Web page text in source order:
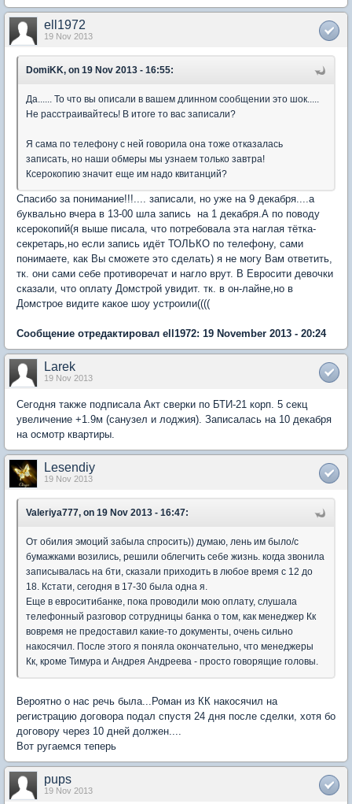
ell1972
19 Nov 2013
DomiKK, on 19 Nov 2013 - 16:55:
Да...... То что вы описали в вашем длинном сообщении это шок.....
Не расстраивайтесь! В итоге то вас записали?
Я сама по телефону с ней говорила она тоже отказалась
записать, но наши обмеры мы узнаем только завтра!
Ксерокопию значит еще им надо квитанций?
Спасибо за понимание!!!.... записали, но уже на 9 декабря....а
буквально вчера в 13-00 шла запись на 1 декабря.А по поводу
ксерокопий(я выше писала, что потребовала эта наглая тётка-
секретарь,но если запись идёт ТОЛЬКО по телефону, сами
понимаете, как Вы сможете это сделать) я не могу Вам ответить,
тк. они сами себе противоречат и нагло врут. В Евросити девочки
сказали, что оплату Домстрой увидит. тк. в он-лайне,но в
Домстрое видите какое шоу устроили((((
Сообщение отредактировал ell1972: 19 November 2013 - 20:24
Larek
19 Nov 2013
Сегодня также подписала Акт сверки по БТИ-21 корп. 5 секц
увеличение +1.9м (санузел и лоджия). Записалась на 10 декабря
на осмотр квартиры.
Lesendiy
19 Nov 2013
Valeriya777, on 19 Nov 2013 - 16:47:
От обилия эмоций забыла спросить)) думаю, лень им было/с
бумажками возились, решили облегчить себе жизнь. когда звонила
записывалась на бти, сказали приходить в любое время с 12 до
18. Кстати, сегодня в 17-30 была одна я.
Еще в евроситибанке, пока проводили мою оплату, слушала
телефонный разговор сотрудницы банка о том, как менеджер Кк
вовремя не предоставил какие-то документы, очень сильно
накосячил. После этого я поняла окончательно, что менеджеры
Кк, кроме Тимура и Андрея Андреева - просто говорящие головы.
Вероятно о нас речь была...Роман из КК накосячил на
регистрацию договора подал спустя 24 дня после сделки, хотя бо
договору через 10 дней должен....
Вот ругаемся теперь
pups
19 Nov 2013